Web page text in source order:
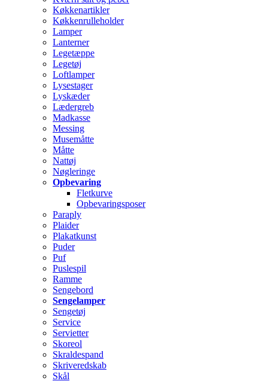
Køkkenartikler
Køkkenrulleholder
Lamper
Lanterner
Legetæppe
Legetøj
Loftlamper
Lysestager
Lyskæder
Lædergreb
Madkasse
Messing
Musemåtte
Måtte
Nattøj
Nøgleringe
Opbevaring
Fletkurve
Opbevaringsposer
Paraply
Plaider
Plakatkunst
Puder
Puf
Puslespil
Ramme
Sengebord
Sengelamper
Sengetøj
Service
Servietter
Skoreol
Skraldespand
Skriveredskab
Skål